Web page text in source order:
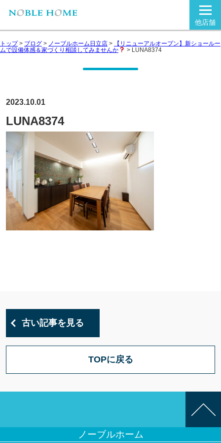
他店舗
トップ> ブログ > ノーブルホーム日立店 >
【リニューアルオープン】新ショールー
ムで設備体感＆家づくり相談してみませんか
> LUNA8374
2023.10.01
LUNA8374
古い記事を見る
TOPに戻る
ノーブルホーム